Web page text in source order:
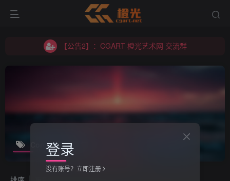
【公告2】：CGART 橙光艺术网 交流群
【公告2】：CGART 橙光艺术网 交流群
【公告1】：将免费进行到底！！！
Corona 共21篇
登录
没有账号？立即注册